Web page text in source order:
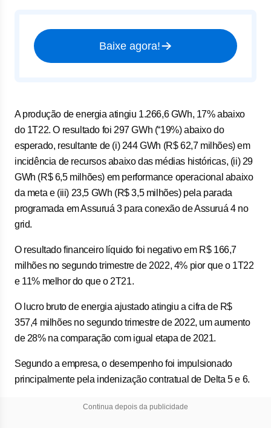
Baixe agora!
A produção de energia atingiu 1.266,6 GWh, 17% abaixo
do 1T22. O resultado foi 297 GWh (“19%) abaixo do
esperado, resultante de (i) 244 GWh (R$ 62,7 milhões) em
incidência de recursos abaixo das médias históricas, (ii) 29
GWh (R$ 6,5 milhões) em performance operacional abaixo
da meta e (iii) 23,5 GWh (R$ 3,5 milhões) pela parada
programada em Assuruá 3 para conexão de Assuruá 4 no
grid.
O resultado financeiro líquido foi negativo em R$ 166,7
milhões no segundo trimestre de 2022, 4% pior que o 1T22
e 11% melhor do que o 2T21.
O lucro bruto de energia ajustado atingiu a cifra de R$
357,4 milhões no segundo trimestre de 2022, um aumento
de 28% na comparação com igual etapa de 2021.
Segundo a empresa, o desempenho foi impulsionado
principalmente pela indenização contratual de Delta 5 e 6.
Continua depois da publicidade